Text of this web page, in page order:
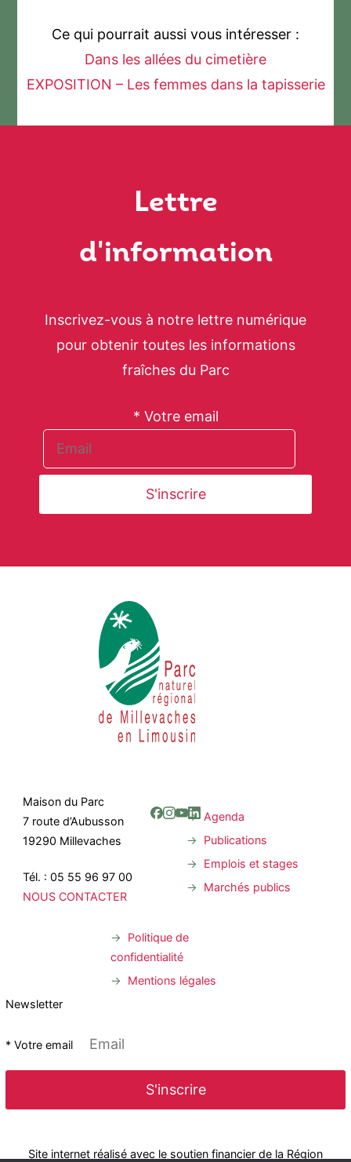
Ce qui pourrait aussi vous intéresser :
Dans les allées du cimetière
EXPOSITION – Les femmes dans la tapisserie
Lettre
d'information
Inscrivez-vous à notre lettre numérique
pour obtenir toutes les informations
fraîches du Parc
* Votre email
Maison du Parc
7 route d’Aubusson
19290 Millevaches
Tél. : 05 55 96 97 00
NOUS CONTACTER
Agenda
Publications
Emplois et stages
Marchés publics
Politique de
confidentialité
Mentions légales
Newsletter
* Votre email
Site internet réalisé avec le soutien financier de la Région